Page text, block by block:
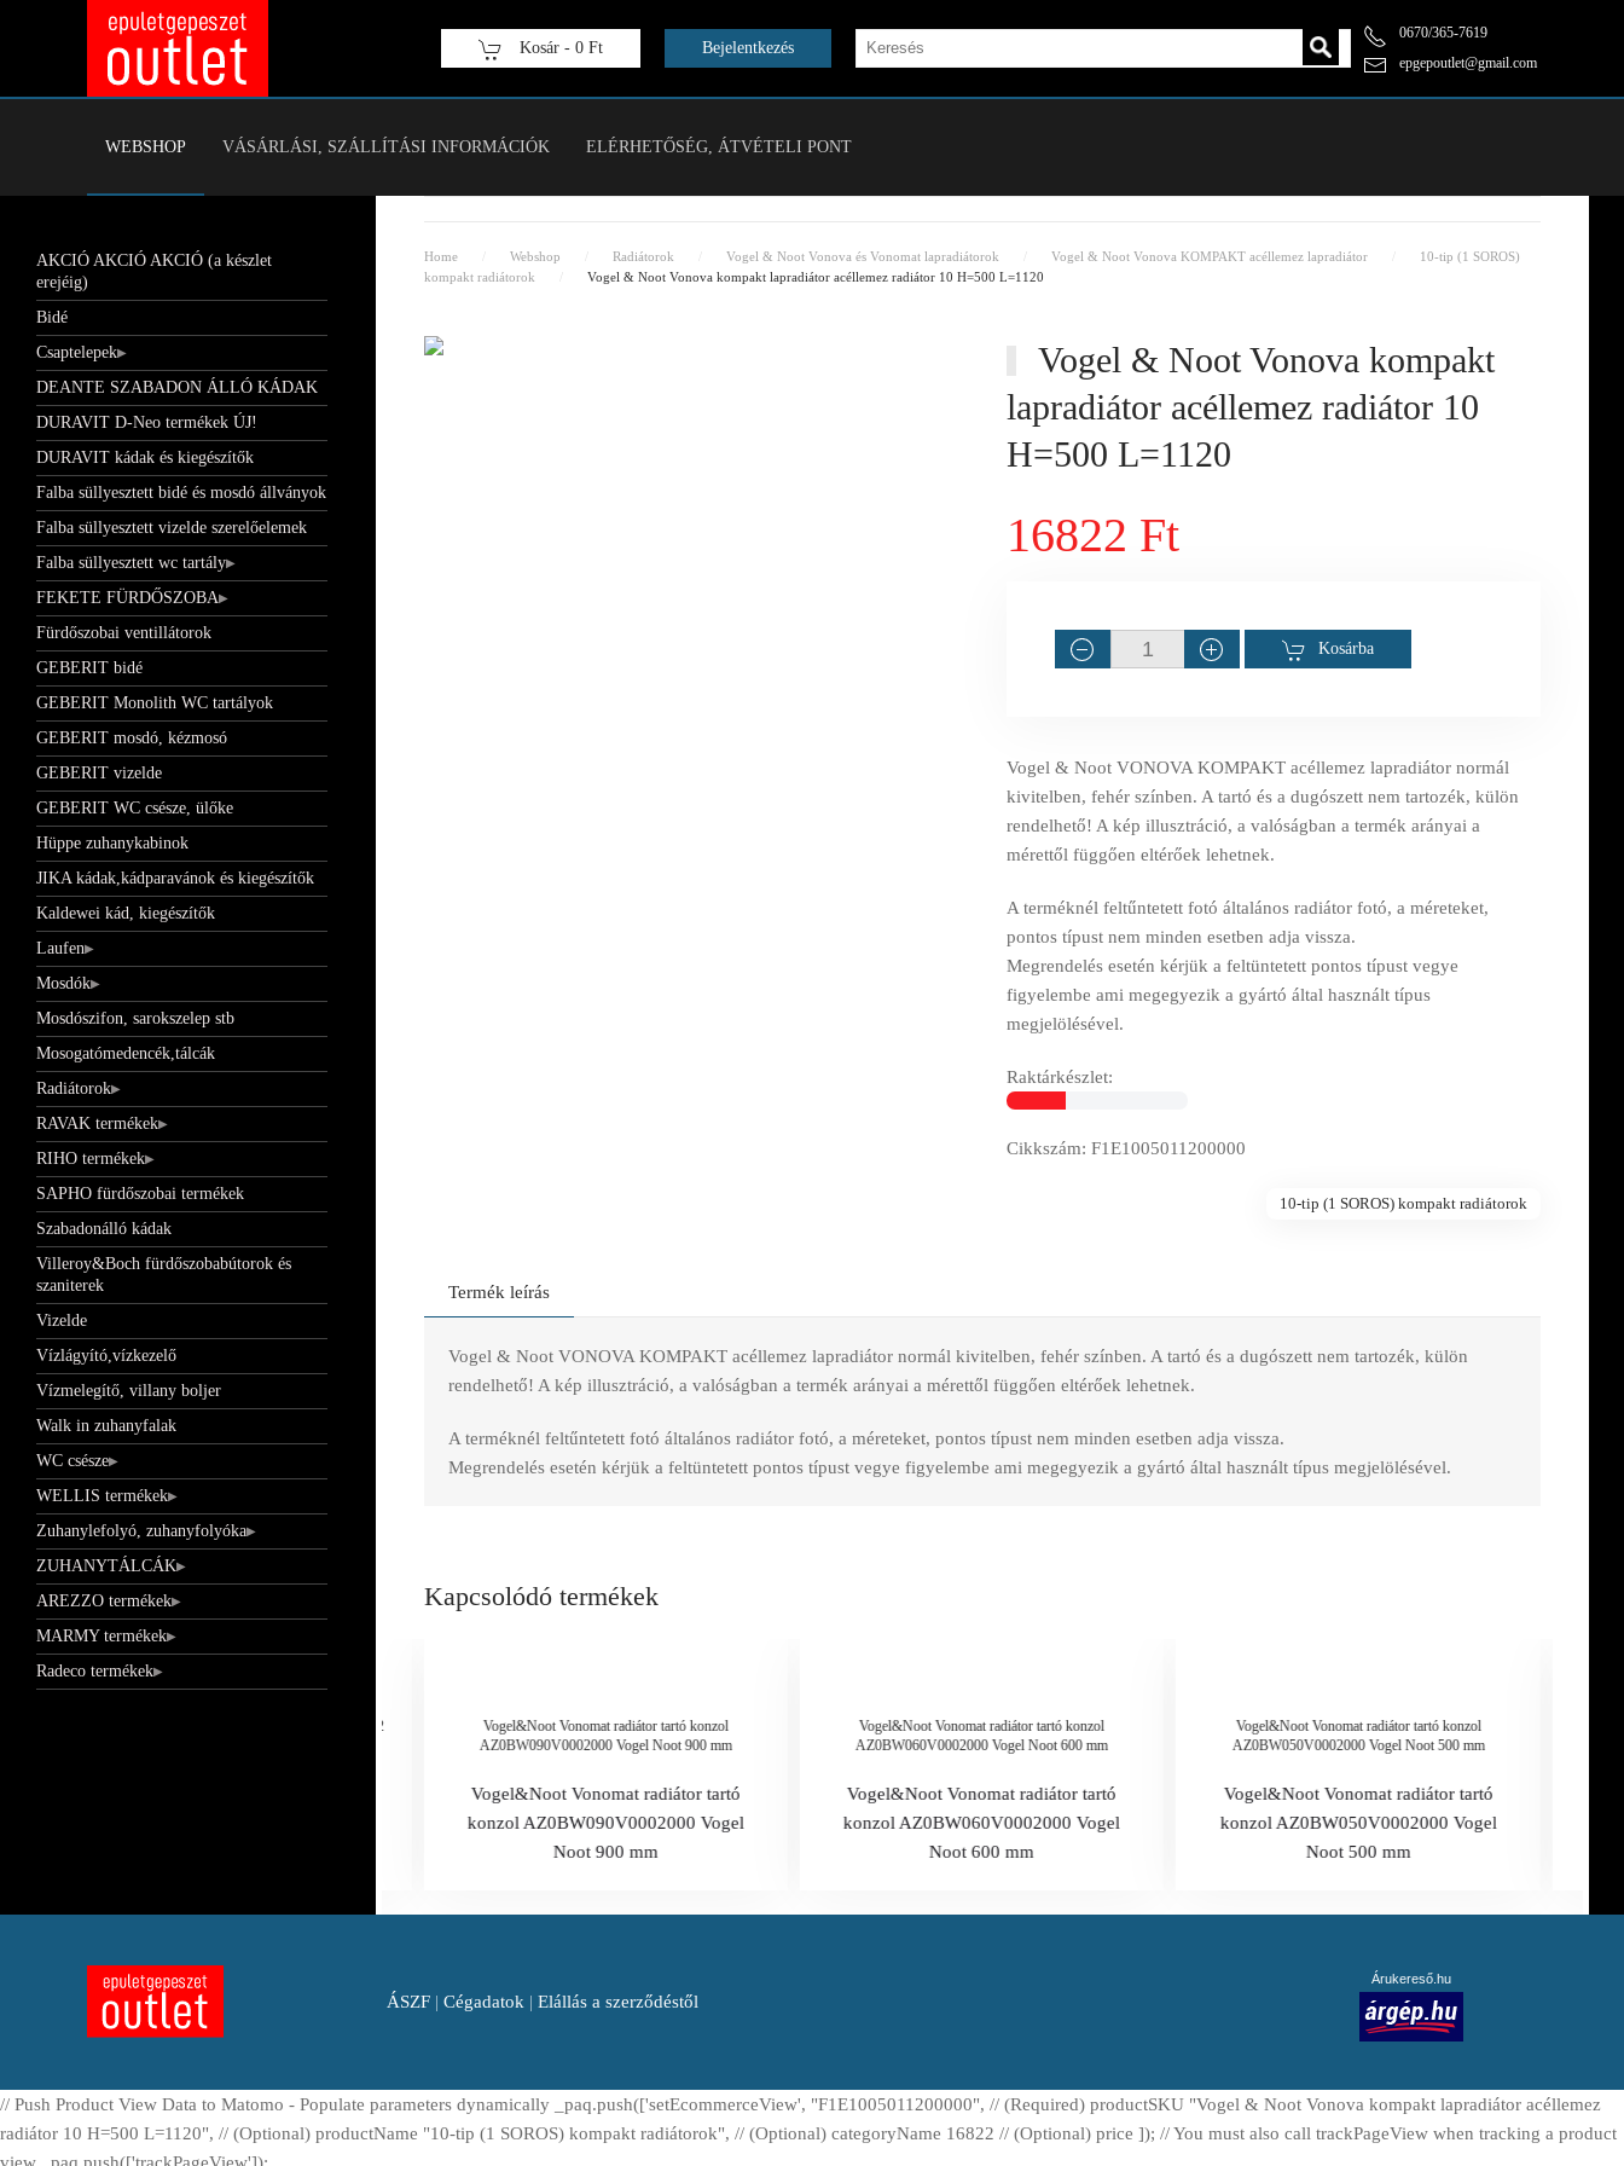
Fő tartalom átugrása Kosár - 0 Ft Bejelentkezés
0670/365-7619
epgepoutlet@gmail.com
WEBSHOP VÁSÁRLÁSI, SZÁLLÍTÁSI INFORMÁCIÓK ELÉRHETŐSÉG, ÁTVÉTELI PONT
Home Webshop Radiátorok Vogel & Noot Vonova és Vonomat lapradiátorok Vogel & Noot Vonova KOMPAKT acéllemez lapradiátor
10-tip (1 SOROS)
kompakt radiátorok
Vogel & Noot Vonova kompakt lapradiátor acéllemez radiátor 10 H=500 L=1120
Vogel & Noot Vonova kompakt
lapradiátor acéllemez radiátor 10
H=500 L=1120
16822 Ft
Kosárba
Vogel & Noot VONOVA KOMPAKT acéllemez lapradiátor normál
kivitelben, fehér színben. A tartó és a dugószett nem tartozék, külön
rendelhető! A kép illusztráció, a valóságban a termék arányai a
mérettől függően eltérőek lehetnek.
A terméknél feltűntetett fotó általános radiátor fotó, a méreteket,
pontos típust nem minden esetben adja vissza.
Megrendelés esetén kérjük a feltüntetett pontos típust vegye
figyelembe ami megegyezik a gyártó által használt típus
megjelölésével.
Raktárkészlet:
Cikkszám: F1E1005011200000
10-tip (1 SOROS) kompakt radiátorok
Termék leírás
Vogel & Noot VONOVA KOMPAKT acéllemez lapradiátor normál kivitelben, fehér színben. A tartó és a dugószett nem tartozék, külön
rendelhető! A kép illusztráció, a valóságban a termék arányai a mérettől függően eltérőek lehetnek.
A terméknél feltűntetett fotó általános radiátor fotó, a méreteket, pontos típust nem minden esetben adja vissza.
Megrendelés esetén kérjük a feltüntetett pontos típust vegye figyelembe ami megegyezik a gyártó által használt típus megjelölésével.
Kapcsolódó termékek
Vogel&Noot radiátor dugószett, kézi légtelenítővel 1/2
Vogel&Noot Vonomat radiátor tartó konzol
AZ0BW090V0002000 Vogel Noot 900 mm
Vogel&Noot Vonomat radiátor tartó
konzol AZ0BW090V0002000 Vogel
Noot 900 mm
Vogel&Noot Vonomat radiátor tartó konzol
AZ0BW060V0002000 Vogel Noot 600 mm
Vogel&Noot Vonomat radiátor tartó
konzol AZ0BW060V0002000 Vogel
Noot 600 mm
Vogel&Noot Vonomat radiátor tartó konzol
AZ0BW050V0002000 Vogel Noot 500 mm
Vogel&Noot Vonomat radiátor tartó
konzol AZ0BW050V0002000 Vogel
Noot 500 mm
AKCIÓ AKCIÓ AKCIÓ (a készlet
erejéig)
Bidé
Csaptelepek
DEANTE SZABADON ÁLLÓ KÁDAK
DURAVIT D-Neo termékek ÚJ!
DURAVIT kádak és kiegészítők
Falba süllyesztett bidé és mosdó állványok
Falba süllyesztett vizelde szerelőelemek
Falba süllyesztett wc tartály
FEKETE FÜRDŐSZOBA
Fürdőszobai ventillátorok
GEBERIT bidé
GEBERIT Monolith WC tartályok
GEBERIT mosdó, kézmosó
GEBERIT vizelde
GEBERIT WC csésze, ülőke
Hüppe zuhanykabinok
JIKA kádak,kádparavánok és kiegészítők
Kaldewei kád, kiegészítők
Laufen
Mosdók
Mosdószifon, sarokszelep stb
Mosogatómedencék,tálcák
Radiátorok
RAVAK termékek
RIHO termékek
SAPHO fürdőszobai termékek
Szabadonálló kádak
Villeroy&Boch fürdőszobabútorok és
szaniterek
Vizelde
Vízlágyító,vízkezelő
Vízmelegítő, villany boljer
Walk in zuhanyfalak
WC csésze
WELLIS termékek
Zuhanylefolyó, zuhanyfolyóka
ZUHANYTÁLCÁK
AREZZO termékek
MARMY termékek
Radeco termékek
ÁSZF | Cégadatok | Elállás a szerződéstől
Árukereső.hu
// Push Product View Data to Matomo - Populate parameters dynamically _paq.push(['setEcommerceView', "F1E1005011200000", // (Required) productSKU "Vogel & Noot Vonova kompakt lapradiátor acéllemez
radiátor 10 H=500 L=1120", // (Optional) productName "10-tip (1 SOROS) kompakt radiátorok", // (Optional) categoryName 16822 // (Optional) price ]); // You must also call trackPageView when tracking a product
view _paq.push(['trackPageView']);